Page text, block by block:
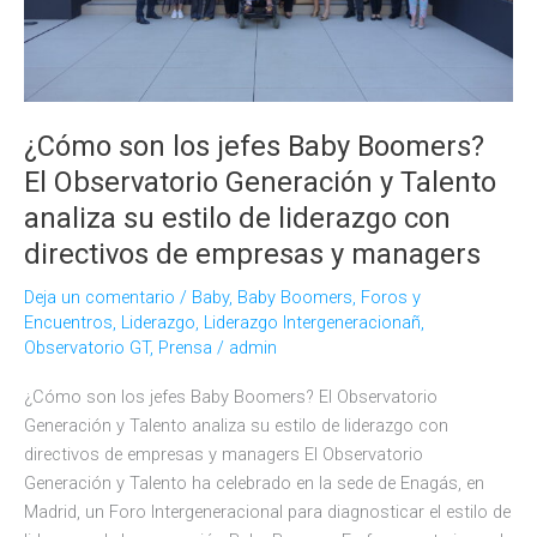
¿Cómo son los jefes Baby Boomers?
El Observatorio Generación y Talento
analiza su estilo de liderazgo con
directivos de empresas y managers
Deja un comentario / Baby, Baby Boomers, Foros y
Encuentros, Liderazgo, Liderazgo Intergeneracionañ,
Observatorio GT, Prensa / admin
¿Cómo son los jefes Baby Boomers? El Observatorio
Generación y Talento analiza su estilo de liderazgo con
directivos de empresas y managers El Observatorio
Generación y Talento ha celebrado en la sede de Enagás, en
Madrid, un Foro Intergeneracional para diagnosticar el estilo de